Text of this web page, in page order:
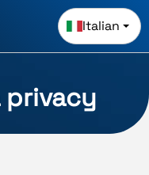
Italian
privacy